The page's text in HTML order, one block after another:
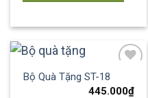
wishlist
Bộ Quà Tặng ST-18
445.000₫